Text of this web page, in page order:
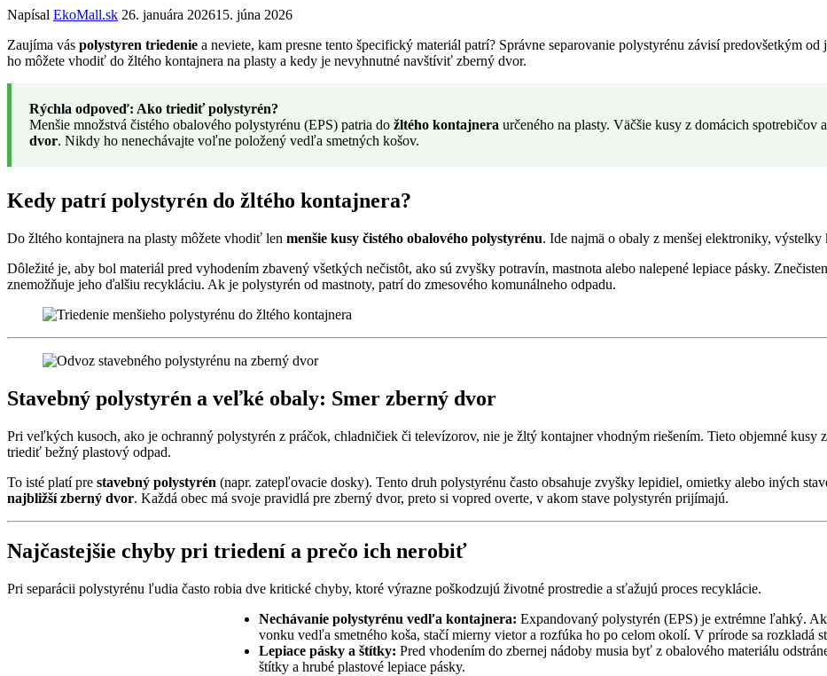
Napísal EkoMall.sk 26. januára 202615. júna 2026
Zaujíma vás polystyren triedenie a neviete, kam presne tento špecifický materiál patrí? Správne separovanie polystyrénu závisí predovšetkým
ho môžete vhodiť do žltého kontajnera na plasty a kedy je nevyhnutné navštíviť zberný dvor.
Rýchla odpoveď: Ako triediť polystyrén?
Menšie množstvá čistého obalového polystyrénu (EPS) patria do žltého kontajnera určeného na plasty. Väčšie kusy z domácich
dvor. Nikdy ho nenechávajte voľne položený vedľa smetných košov.
Kedy patrí polystyrén do žltého kontajnera?
Do žltého kontajnera na plasty môžete vhodiť len menšie kusy čistého obalového polystyrénu. Ide najmä o obaly z menšej elektroniky,
Dôležité je, aby bol materiál pred vyhodením zbavený všetkých nečistôt, ako sú zvyšky potravín, mastnota alebo nalepené lepiace pásky.
znemožňuje jeho ďalšiu recykláciu. Ak je polystyrén od mastnoty, patrí do zmesového komunálneho odpadu.
Stavebný polystyrén a veľké obaly: Smer zberný dvor
Pri veľkých kusoch, ako je ochranný polystyrén z práčok, chladničiek či televízorov, nie je žltý kontajner vhodným riešením. Tieto objemné kusy
triediť bežný plastový odpad.
To isté platí pre stavebný polystyrén (napr. zatepľovacie dosky). Tento druh polystyrénu často obsahuje zvyšky lepidiel, omietky alebo iných
najbližší zberný dvor. Každá obec má svoje pravidlá pre zberný dvor, preto si vopred overte, v akom stave polystyrén prijímajú.
Najčastejšie chyby pri triedení a prečo ich nerobiť
Pri separácii polystyrénu ľudia často robia dve kritické chyby, ktoré výrazne poškodzujú životné prostredie a sťažujú proces recyklácie.
Nechávanie polystyrénu vedľa kontajnera: Expandovaný polystyrén (EPS) je extrémne ľahký.
vonku vedľa smetného koša, stačí mierny vietor a rozfúka ho po celom okolí. V prírode sa rozkladá
Lepiace pásky a štítky: Pred vhodením do zbernej nádoby musia byť z obalového materiálu
štítky a hrubé plastové lepiace pásky.